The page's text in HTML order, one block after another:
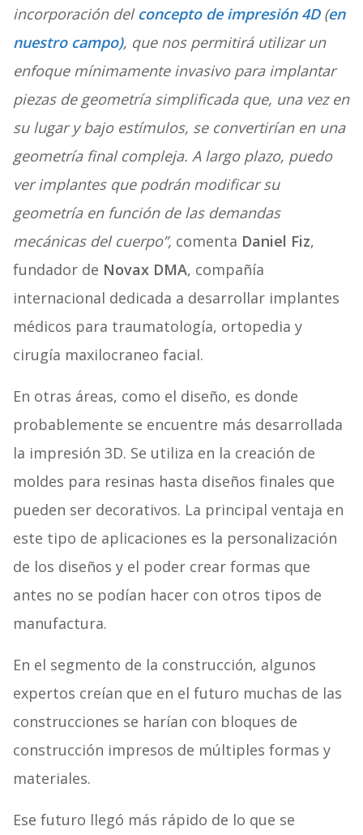
incorporación del concepto de impresión 4D(en
nuestro campo), que nos permitirá utilizar un
enfoque mínimamente invasivo para implantar
piezas de geometría simplificada que, una vez en
su lugar y bajo estímulos, se convertirían en una
geometría final compleja. A largo plazo, puedo
ver implantes que podrán modificar su
geometría en función de las demandas
mecánicas del cuerpo”, comenta Daniel Fiz,
fundador de Novax DMA, compañía
internacional dedicada a desarrollar implantes
médicos para traumatología, ortopedia y
cirugía maxilocraneo facial.
En otras áreas, como el diseño, es donde
probablemente se encuentre más desarrollada
la impresión 3D. Se utiliza en la creación de
moldes para resinas hasta diseños finales que
pueden ser decorativos. La principal ventaja en
este tipo de aplicaciones es la personalización
de los diseños y el poder crear formas que
antes no se podían hacer con otros tipos de
manufactura.
En el segmento de la construcción, algunos
expertos creían que en el futuro muchas de las
construcciones se harían con bloques de
construcción impresos de múltiples formas y
materiales.
Ese futuro llegó más rápido de lo que se